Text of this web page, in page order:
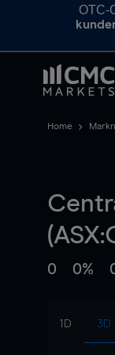
OTC-
Home
0 0%
1D 3D